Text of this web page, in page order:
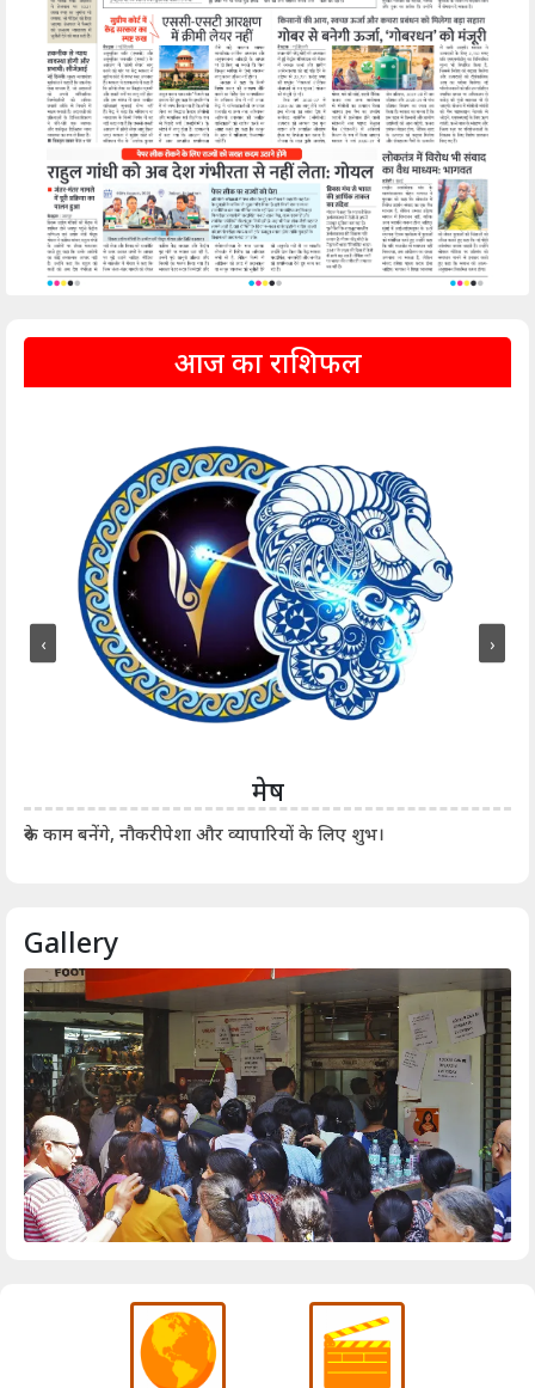
आज का राशिफल
मेष
रुके काम बनेंगे, नौकरीपेशा और व्यापारियों के लिए शुभ।
‹ ›
Gallery